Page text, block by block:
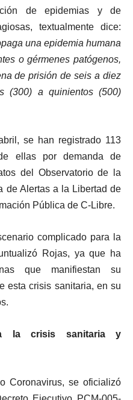
de epidemias y de
textualmente dice:
una epidemia humana
o gérmenes patógenos,
de prisión de seis a diez
(300) a quinientos (500)
se han registrado 113
ellas por demanda de
del Observatorio de la
de Alertas a la Libertad de
Pública de C-Libre.
complicado para la
Rojas, ya que ha
que manifiestan su
esta crisis sanitaria, en su
la crisis sanitaria y
Coronavirus, se oficializó